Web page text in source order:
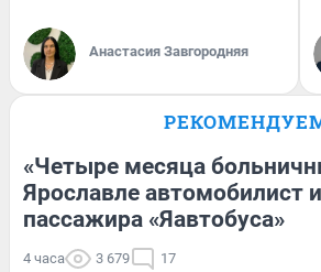
Анастасия Завгородняя
«Четыре месяца
Ярославле автомобилист
пассажира «Яавтобуса»
4 часа 3 679 17